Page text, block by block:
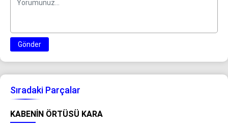
Gönder
Sıradaki Parçalar
KABENIN ÖRTÜSÜ KARA